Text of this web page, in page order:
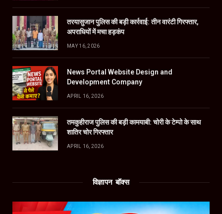
तरयासुजान पुलिस की बड़ी कार्रवाई: तीन वारंटी गिरफ्तार,
अपराधियों में मचा हड़कंप
MAY 16, 2026
News Portal Website Design and
Development Company
APRIL 16, 2026
तमकुहीराज पुलिस की बड़ी कामयाबी: चोरी के टेम्पो के साथ
शातिर चोर गिरफ्तार
APRIL 16, 2026
विज्ञापन बॉक्स